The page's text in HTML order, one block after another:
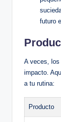
futuro
A veces, los
impacto.
a tu rutina:
Producto